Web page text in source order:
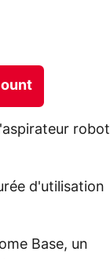
robot
d'utilisation
Base, un